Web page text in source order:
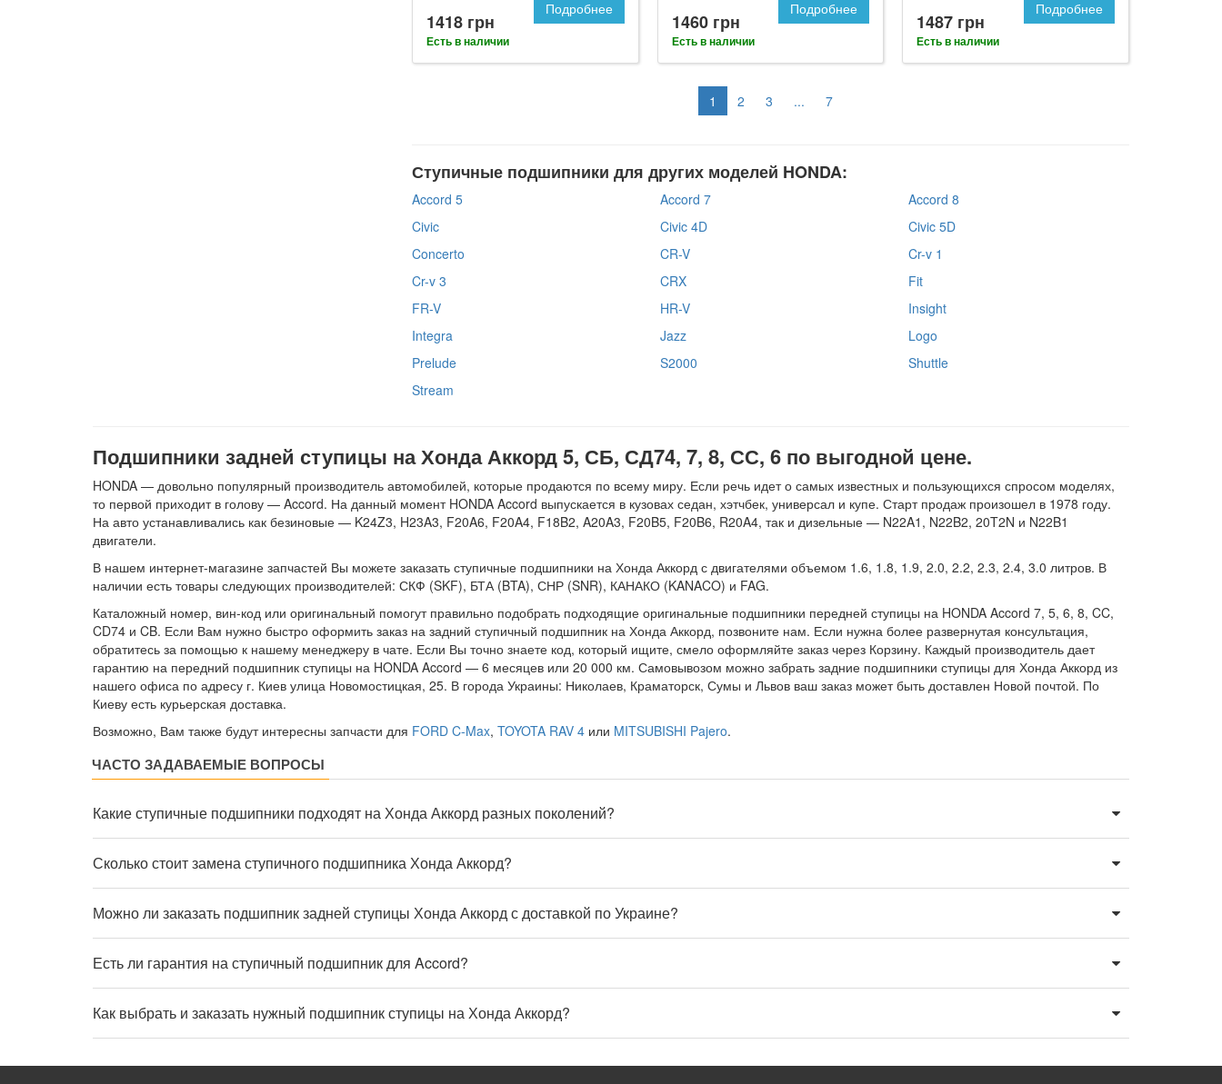
1418 грн
Есть в наличии
Подробнее
1460 грн
Есть в наличии
Подробнее
1487 грн
Есть в наличии
Подробнее
1 2 3 ... 7
Ступичные подшипники для других моделей HONDA:
Accord 5 Accord 7
Accord 8
Civic
Civic 4D
Civic 5D
Concerto
CR-V
Cr-v 1
Cr-v 3
CRX
Fit
FR-V
HR-V
Insight
Integra
Jazz
Logo
Prelude
S2000
Shuttle
Stream
Подшипники задней ступицы на Хонда Аккорд 5, СБ, СД74, 7, 8, СС, 6 по выгодной цене.
HONDA — довольно популярный производитель автомобилей, которые продаются по всему миру. Если речь идет о самых известных и пользующихся спросом моделях,
то первой приходит в голову — Accord. На данный момент HONDA Accord выпускается в кузовах седан, хэтчбек, универсал и купе. Старт продаж произошел в 1978 году.
На авто устанавливались как безиновые — K24Z3, H23A3, F20A6, F20A4, F18B2, A20A3, F20B5, F20B6, R20A4, так и дизельные — N22A1, N22B2, 20T2N и N22B1
двигатели.
В нашем интернет-магазине запчастей Вы можете заказать ступичные подшипники на Хонда Аккорд с двигателями объемом 1.6, 1.8, 1.9, 2.0, 2.2, 2.3, 2.4, 3.0 литров. В
наличии есть товары следующих производителей: СКФ (SKF), БТА (BTA), СНР (SNR), КАНАКО (KANACO) и FAG.
Каталожный номер, вин-код или оригинальный помогут правильно подобрать подходящие оригинальные подшипники передней ступицы на HONDA Accord 7, 5, 6, 8, CC,
CD74 и CB. Если Вам нужно быстро оформить заказ на задний ступичный подшипник на Хонда Аккорд, позвоните нам. Если нужна более развернутая консультация,
обратитесь за помощью к нашему менеджеру в чате. Если Вы точно знаете код, который ищите, смело оформляйте заказ через Корзину. Каждый производитель дает
гарантию на передний подшипник ступицы на HONDA Accord — 6 месяцев или 20 000 км. Самовывозом можно забрать задние подшипники ступицы для Хонда Аккорд из
нашего офиса по адресу г. Киев улица Новомостицкая, 25. В города Украины: Николаев, Краматорск, Сумы и Львов ваш заказ может быть доставлен Новой почтой. По
Киеву есть курьерская доставка.
Возможно, Вам также будут интересны запчасти для FORD C-Max, TOYOTA RAV 4 или MITSUBISHI Pajero.
ЧАСТО ЗАДАВАЕМЫЕ ВОПРОСЫ
Какие ступичные подшипники подходят на Хонда Аккорд разных поколений?
Сколько стоит замена ступичного подшипника Хонда Аккорд?
Можно ли заказать подшипник задней ступицы Хонда Аккорд с доставкой по Украине?
Есть ли гарантия на ступичный подшипник для Accord?
Как выбрать и заказать нужный подшипник ступицы на Хонда Аккорд?